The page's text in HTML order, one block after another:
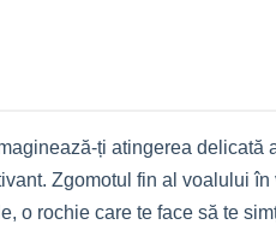
ți atingerea delicată
Zgomotul fin al voalului
o rochie care te face să te